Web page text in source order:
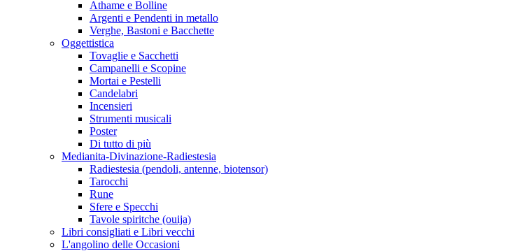
Athame e Bolline
Argenti e Pendenti in metallo
Verghe, Bastoni e Bacchette
Oggettistica
Tovaglie e Sacchetti
Campanelli e Scopine
Mortai e Pestelli
Candelabri
Incensieri
Strumenti musicali
Poster
Di tutto di più
Medianita-Divinazione-Radiestesia
Radiestesia (pendoli, antenne, biotensor)
Tarocchi
Rune
Sfere e Specchi
Tavole spiritche (ouija)
Libri consigliati e Libri vecchi
L'angolino delle Occasioni